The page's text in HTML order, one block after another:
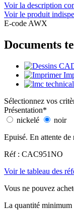
Voir la description
Voir le produit
E-code AWX
Documents
Sélectionnez vos
Présentation*
nickelé
noir
Epuisé. En attente
Réf : CAC951NO
Voir le tableau des
Vous ne pouvez
La quantité minimum